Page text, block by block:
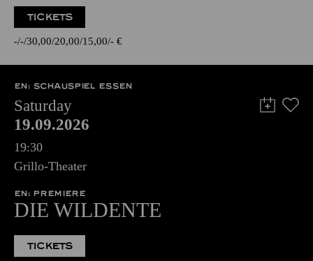
TICKETS
- - 30,00 20,00 15,00 - €
EN: SCHAUSPIEL ESSEN
Saturday
19.09.2026
19:30
Grillo-Theater
EN: PREMIERE
DIE WILDENTE
TICKETS